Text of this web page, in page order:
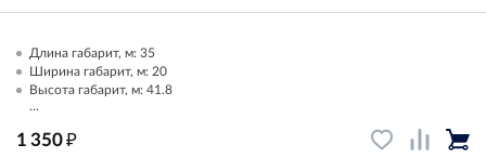
Длина габарит, м: 35
Ширина габарит, м: 20
Высота габарит, м: 41.8
...
1 350₽